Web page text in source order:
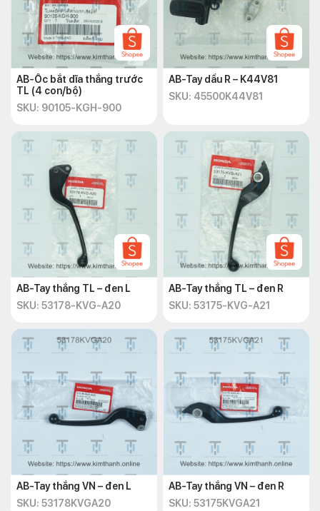
AB-Ốc bắt dĩa thắng trước
TL (4 con/bộ)
SKU: 90105-KGH-900
AB-Tay dầu R – K44V81
SKU: 45500K44V81
AB-Tay thắng TL – đen L
SKU: 53178-KVG-A20
AB-Tay thắng TL – đen R
SKU: 53175-KVG-A21
AB-Tay thắng VN – đen L
SKU: 53178KVGA20
AB-Tay thắng VN – đen R
SKU: 53175KVGA21